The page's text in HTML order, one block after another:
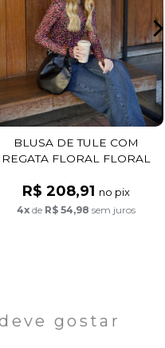
BLUSA DE TULE COM
REGATA FLORAL FLORAL
R$ 208,91 no pix
4xde R$ 54,98 sem juros
gostar